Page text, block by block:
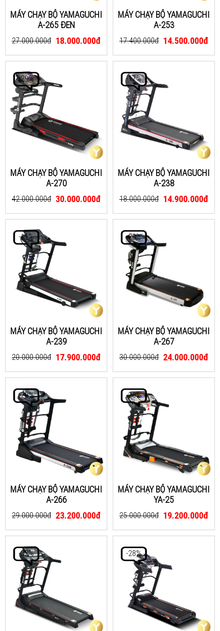
MÁY CHẠY BỘ YAMAGUCHI
A-265 ĐEN
27.000.000đ 18.000.000đ
MÁY CHẠY BỘ YAMAGUCHI
A-253
17.400.000đ 14.500.000đ
-29%
MÁY CHẠY BỘ YAMAGUCHI
A-270
42.000.000đ 30.000.000đ
-17%
MÁY CHẠY BỘ YAMAGUCHI
A-238
18.000.000đ 14.900.000đ
-11%
MÁY CHẠY BỘ YAMAGUCHI
A-239
20.000.000đ 17.900.000đ
-20%
MÁY CHẠY BỘ YAMAGUCHI
A-267
30.000.000đ 24.000.000đ
-20%
MÁY CHẠY BỘ YAMAGUCHI
A-266
29.000.000đ 23.200.000đ
-23%
MÁY CHẠY BỘ YAMAGUCHI
YA-25
25.000.000đ 19.200.000đ
-32% -28%